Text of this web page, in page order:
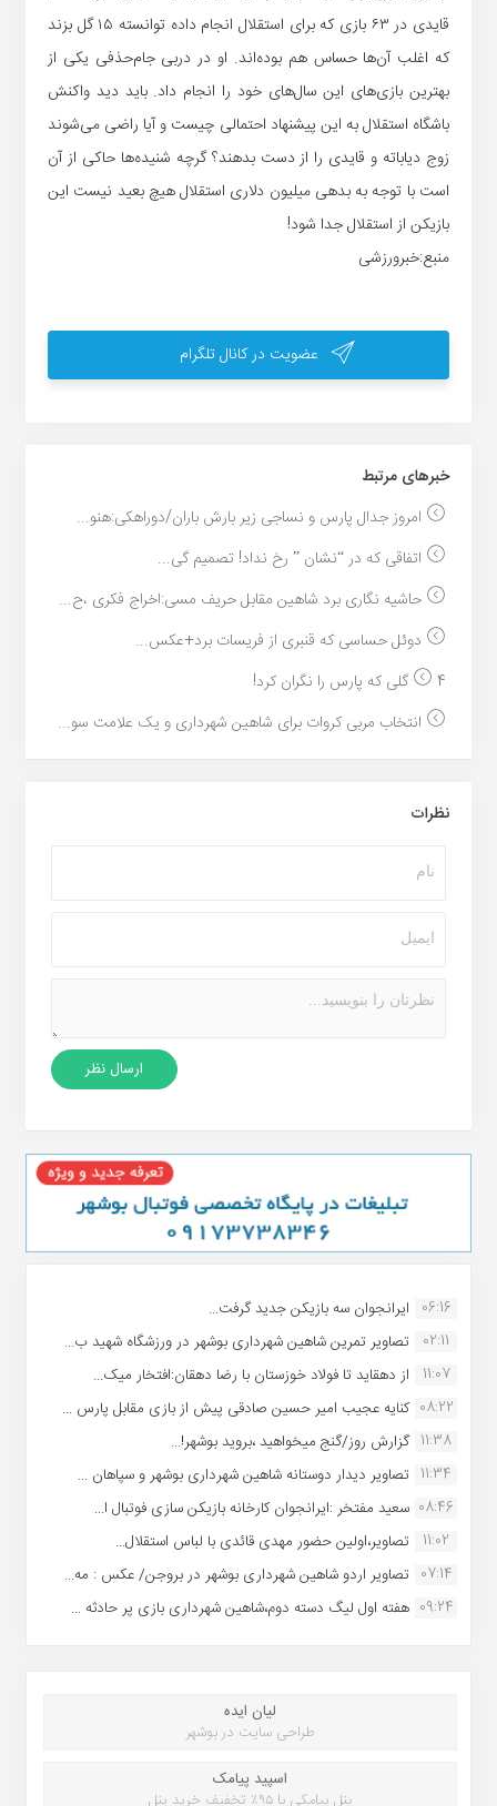
قایدی در ۶۳ بازی که برای استقلال انجام داده توانسته ۱۵ گل بزند
که اغلب آن‌ها حساس هم بوده‌اند. او در دربی جام‌حذفی یکی از
بهترین بازی‌های این سال‌های خود را انجام داد. باید دید واکنش
باشگاه استقلال به این پیشنهاد احتمالی چیست و آیا راضی می‌شوند
زوج دیاباته و قایدی را از دست بدهند؟ گرچه شنیده‌ها حاکی از آن
است با توجه به بدهی میلیون دلاری استقلال هیچ بعید نیست این
بازیکن از استقلال جدا شود!
منبع:خبرورزشی
عضویت در کانال تلگرام
خبر‌های مرتبط
امروز جدال پارس و نساجی زیر بارش باران/دوراهکی:هنو...
اتفاقی که در “نشان ” رخ نداد! تصمیم گی...
حاشیه نگاری برد شاهین مقابل حریف مسی:اخراج فکری ،ح...
دوئل حساسی که قنبری از فریسات برد+عکس...
4 گلی که پارس را نگران کرد!
انتخاب مربی کروات برای شاهین شهرداری و یک علامت سو...
نظرات
06:16 ایرانجوان سه بازیکن جدید گرفت...
02:11
تصاویر تمرین شاهین شهردارى بوشهر در ورزشگاه شهید ب...
11:07
از دهقاید تا فولاد خوزستان با رضا دهقان:افتخار میک...
08:22 کنایه عجیب امیر حسین صادقی پیش از بازی مقابل پارس ...
11:38 گزارش روز/گنج میخواهید ،بروید بوشهر!...
11:34 تصاویر دیدار دوستانه شاهین شهردارى بوشهر و سپاهان ...
08:46 سعید مفتخر :ایرانجوان کارخانه بازیکن سازی فوتبال ا...
11:02
تصاویر،اولین حضور مهدی قائدی با لباس استقلال...
07:14 تصاویر اردو شاهین شهرداری بوشهر در بروجن/ عکس : مه...
09:24 هفته اول لیگ دسته دوم،شاهین شهرداری بازی پر حادثه ...
لیان ایده
طراحی سایت در بوشهر
اسپید پیامک
پنل پیامکی با ۹۵٪ تخفیف خرید پنل